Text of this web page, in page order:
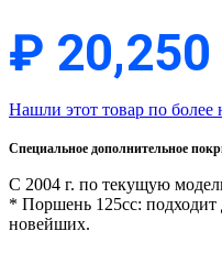
₽ 20,250
Нашли этот товар по более
Специальное дополнительное
С 2004 г. по текущую
* Поршень 125cc: подходит
новейших.